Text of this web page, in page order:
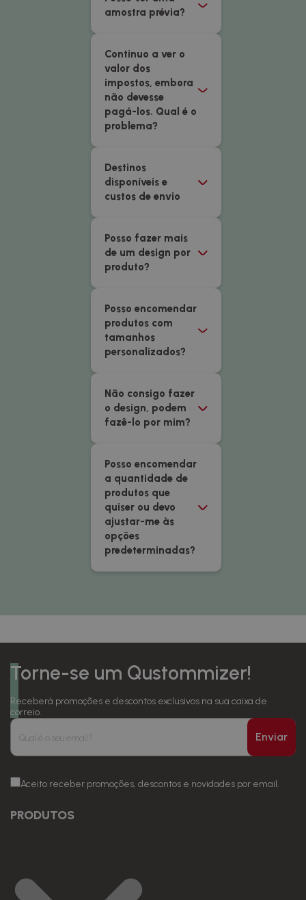
amostra prévia?
Continuo a ver o
valor dos
impostos, embora
não devesse
pagá-los. Qual é o
problema?
Destinos
disponíveis e
custos de envio
Posso fazer mais
de um design por
produto?
Posso encomendar
produtos com
tamanhos
personalizados?
Não consigo fazer
o design, podem
fazê-lo por mim?
Posso encomendar
a quantidade de
produtos que
quiser ou devo
ajustar-me às
opções
predeterminadas?
Torne-se um Qustommizer!
Receberá promoções e descontos exclusivos na sua caixa de
correio.
Enviar
Aceito receber promoções, descontos e novidades por email.
PRODUTOS